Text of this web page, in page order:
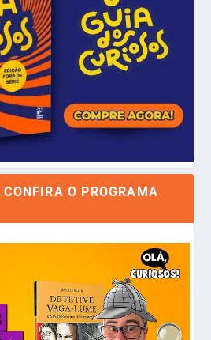
O PROGRAMA